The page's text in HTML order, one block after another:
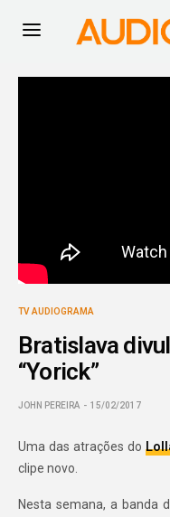
TV AUDIOGRAMA
Bratislava
“Yorick”
JOHN PEREIRA 15/02/2017
Uma das atrações do
clipe novo.
Nesta semana, a banda